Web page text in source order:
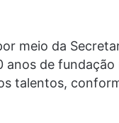
meio da
de
talentos,